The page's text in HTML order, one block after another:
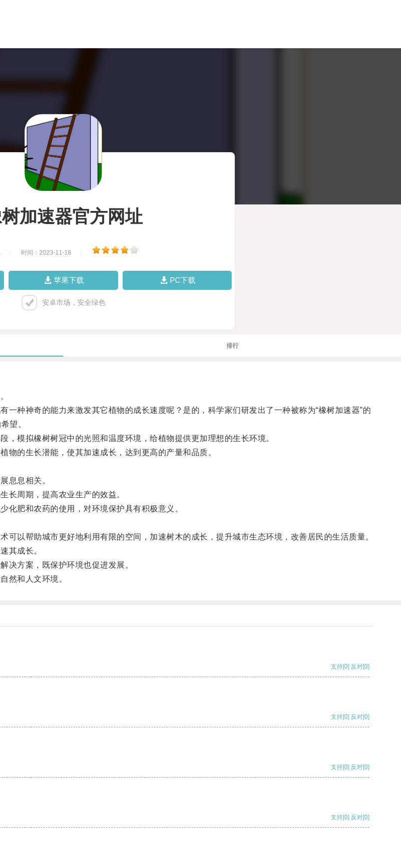
加速器官方网址
时间：2023-11-18
苹果下载 PC下载
安卓市场，安全绿色
排行
种神奇的能力来激发其它植物的成长速度呢？是的，科学家们研发出了一种被称为“橡树加速器”的
望。
模拟橡树树冠中的光照和温度环境，给植物提供更加理想的生长环境。
的生长潜能，使其加速成长，达到更高的产量和品质。
息息相关。
周期，提高农业生产的效益。
肥和农药的使用，对环境保护具有积极意义。
以帮助城市更好地利用有限的空间，加速树木的成长，提升城市生态环境，改善居民的生活质量。
其成长。
方案，既保护环境也促进发展。
然和人文环境。
支持[0] 反对[0]
支持[0] 反对[0]
支持[0] 反对[0]
支持[0] 反对[0]